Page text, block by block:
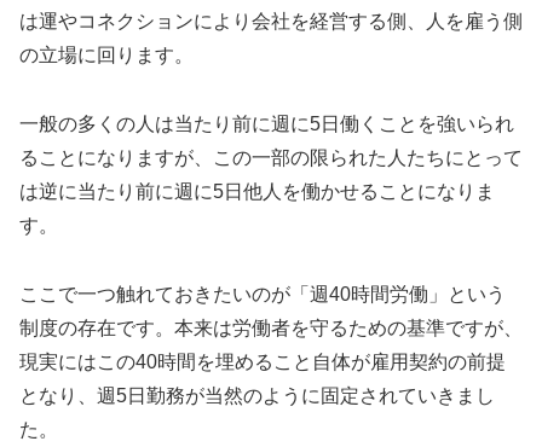
は運やコネクションにより会社を経営する側、人を雇う側
の立場に回ります。
一般の多くの人は当たり前に週に5日働くことを強いられ
ることになりますが、この一部の限られた人たちにとって
は逆に当たり前に週に5日他人を働かせることになりま
す。
ここで一つ触れておきたいのが「週40時間労働」という
制度の存在です。本来は労働者を守るための基準ですが、
現実にはこの40時間を埋めること自体が雇用契約の前提
となり、週5日勤務が当然のように固定されていきまし
た。